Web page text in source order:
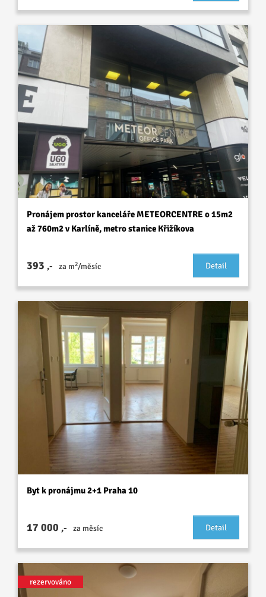
Pronájem prostor kanceláře METEORCENTRE o 15m2
až 760m2 v Karlíně, metro stanice Křižíkova
393 ,- za m2/měsíc Detail
Byt k pronájmu 2+1 Praha 10
17 000 ,- za měsíc Detail
rezervováno